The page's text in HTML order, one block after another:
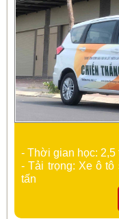
- Thời gian học: 2,5
- Tải trọng: Xe ô tô
tấn